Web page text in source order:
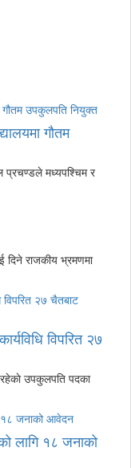
गौतम
प्रचण्डले मध्यपश्चिम र
दिने राजकीय भ्रमणमा
विपरित २७
रहेकाे उपकुलपति पदका
लागि १८ जनाको